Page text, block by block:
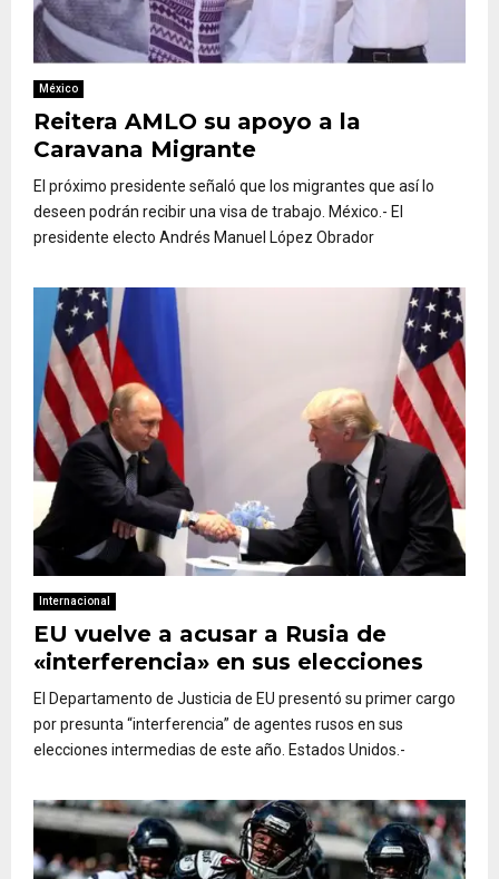
México
Reitera AMLO su apoyo a la
Caravana Migrante
El próximo presidente señaló que los migrantes que así lo
deseen podrán recibir una visa de trabajo. México.- El
presidente electo Andrés Manuel López Obrador
Internacional
EU vuelve a acusar a Rusia de
«interferencia» en sus elecciones
El Departamento de Justicia de EU presentó su primer cargo
por presunta “interferencia” de agentes rusos en sus
elecciones intermedias de este año. Estados Unidos.-